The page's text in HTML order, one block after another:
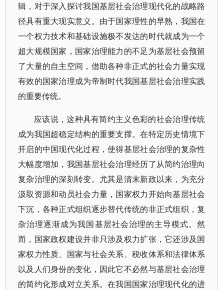
辑，对于深入探讨我国基层社会治理现代化的战略路
径具有重大现实意义。由于国家理性的早熟，我国在
一个权力技术和基础设施极不发达的时代就成为一个
超大规模国家，国家治理能力的不足为基层社会预留
了大量的自主空间，借助各种非正式的社会力量实现
有效的国家治理成为帝制时代我国基层社会治理实践
的重要传统。
应该说，这种具有简约主义色彩的社会治理传统
成为我国超稳定结构的重要支撑。在特定历史情境下
开启的中国现代化过程，使得基层社会治理的复杂性
大幅度增加，我国基层社会治理经历了从简约治理向
复杂治理的深刻转变。尤其是清末新政以来，为充分
汲取资源和动员社会力量，国家权力开始向基层社会
下沉，各种正式组织逐步替代传统的非正式组织，复
杂治理逐渐成为我国基层社会治理的主导模式。然
而，国家政权建设并非只涉及权力扩张，它还涉及国
家权力性质、国家与社会关系、税收体系和法律体系
以及人们身份的变化，因此它不必然与基层社会治理
的简约化形成对立关系。在我国国家治理现代化的进